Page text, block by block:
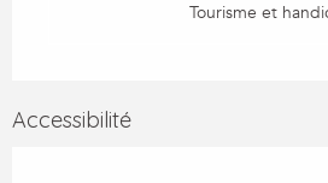
Tourisme et
Accessibilité